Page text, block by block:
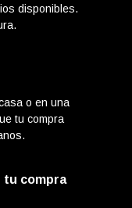
disponibles.
o en una
tu compra
tu compra